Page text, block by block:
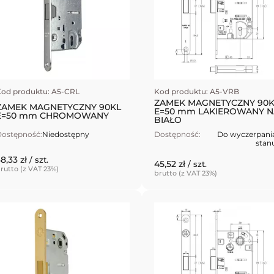
produktu: A5-CRL
MAGNETYCZNY 90KL
mm CHROMOWANY
Niedostępny
zł / szt.
(z VAT 23%)
Kod produktu: A5-VRB
ZAMEK MAGNETYCZNY
E=50 mm LAKIEROWANY
BIAŁO
Dostępność:
Do
45,52 zł / szt.
brutto (z VAT 23%)